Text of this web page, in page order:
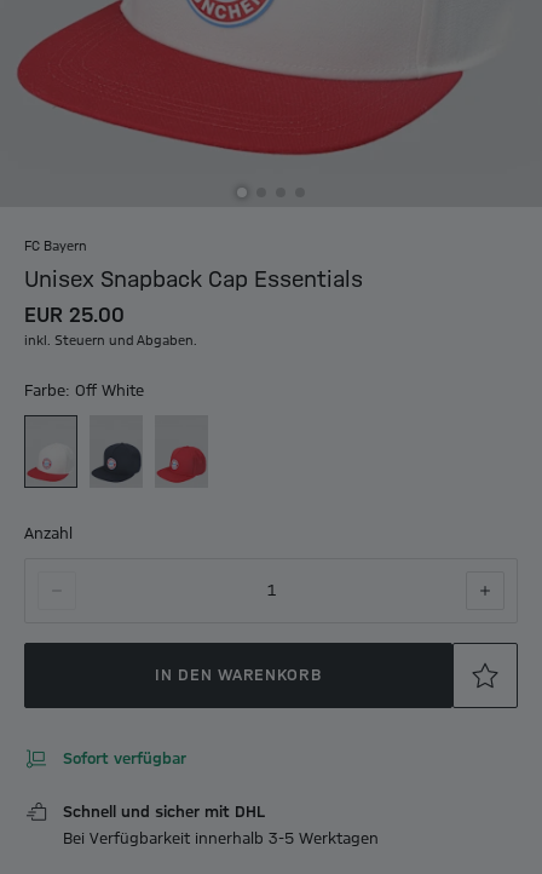
FC Bayern
Unisex Snapback Cap Essentials
EUR 25.00
inkl. Steuern und Abgaben.
Farbe: Off White
Anzahl
1
IN DEN WARENKORB
Sofort verfügbar
Schnell und sicher mit DHL
Bei Verfügbarkeit innerhalb 3-5 Werktagen